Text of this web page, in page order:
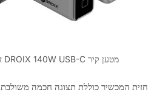
מטען קיר DROIX 140W USB-C זמין בצבעים שחור וכסף
חזית המכשיר כוללת תצוגה חכמה